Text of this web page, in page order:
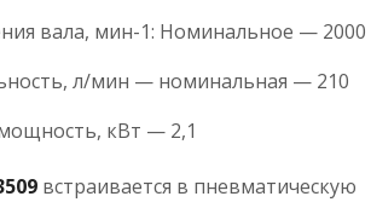
вала, мин-1: Номинальное — 2000
л/мин — номинальная — 210
кВт — 2,1
встраивается в пневматическую